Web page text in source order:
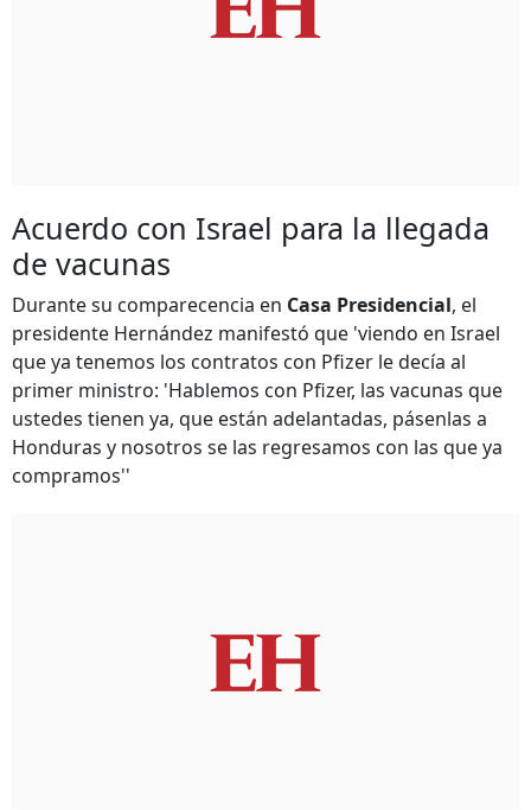
Acuerdo con Israel para la llegada
de vacunas
Durante su comparecencia en Casa Presidencial, el
presidente Hernández manifestó que 'viendo en Israel
que ya tenemos los contratos con Pfizer le decía al
primer ministro: 'Hablemos con Pfizer, las vacunas que
ustedes tienen ya, que están adelantadas, pásenlas a
Honduras y nosotros se las regresamos con las que ya
compramos''